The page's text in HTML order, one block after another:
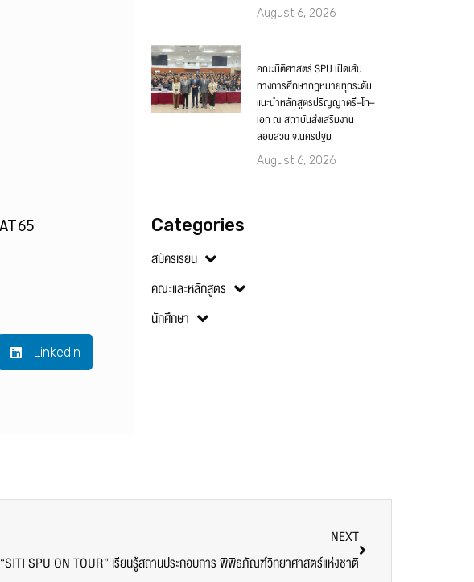
LinkedIn
August 6, 2026
คณะนิติศาสตร์ SPU เปิดเส้น
ทางการศึกษากฎหมายทุกระดับ
แนะนำหลักสูตรปริญญาตรี–โท–
เอก ณ สถาบันส่งเสริมงาน
สอบสวน จ.นครปฐม
August 6, 2026
Categories
สมัครเรียน
คณะและหลักสูตร
นักศึกษา
NEXT
“SITI SPU ON TOUR” เรียนรู้สถานประกอบการ พิพิธภัณฑ์วิทยาศาสตร์แห่งชาติ